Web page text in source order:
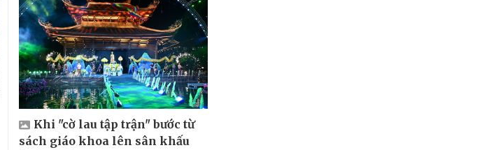
Khi "cờ lau tập trận" bước từ
sách giáo khoa lên sân khấu